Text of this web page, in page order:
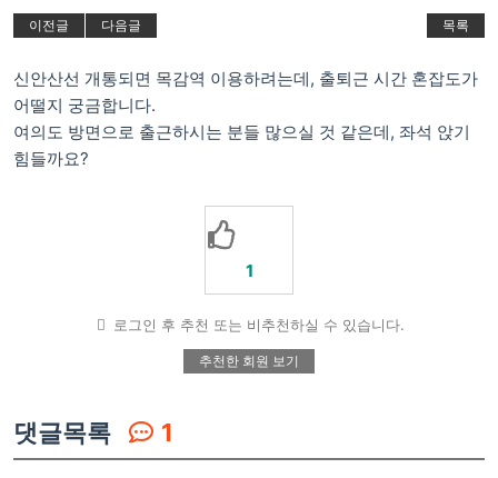
이전글 다음글 목록
신안산선 개통되면 목감역 이용하려는데, 출퇴근 시간 혼잡도가
어떨지 궁금합니다.
여의도 방면으로 출근하시는 분들 많으실 것 같은데, 좌석 앉기
힘들까요?
1
로그인 후 추천 또는 비추천하실 수 있습니다.
추천한 회원 보기
댓글목록 1